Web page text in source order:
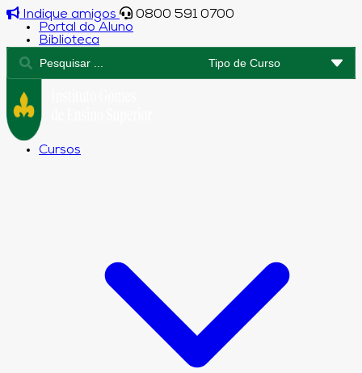
Indique amigos
0800 591 0700
Portal do Aluno
Biblioteca
Cursos